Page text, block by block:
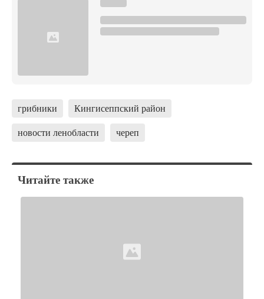
грибники
Кингисеппский район
новости ленобласти
череп
Читайте также